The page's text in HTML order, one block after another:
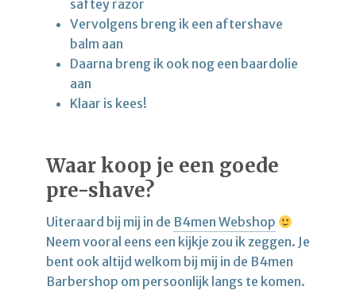
saftey razor
Vervolgens breng ik een aftershave
balm aan
Daarna breng ik ook nog een baardolie
aan
Klaar is kees!
Waar koop je een goede
pre-shave?
Uiteraard bij mij in de B4men Webshop
Neem vooral eens een kijkje zou ik zeggen. Je
bent ook altijd welkom bij mij in de B4men
Barbershop om persoonlijk langs te komen.